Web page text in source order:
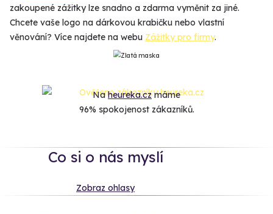
zakoupené zážitky lze snadno a zdarma vyměnit za jiné.
Chcete vaše logo na dárkovou krabičku nebo vlastní
věnování? Více najdete na webu Zážitky pro firmy.
Naheureka.czmáme
96% spokojenost zákazníků.
Co si o nás myslí
Zobraz ohlasy